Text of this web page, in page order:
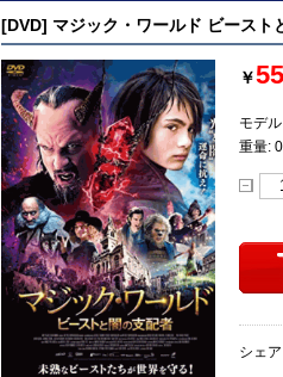
[DVD] マジック・ワールド ビースト
￥
モデ
重量:
シェ